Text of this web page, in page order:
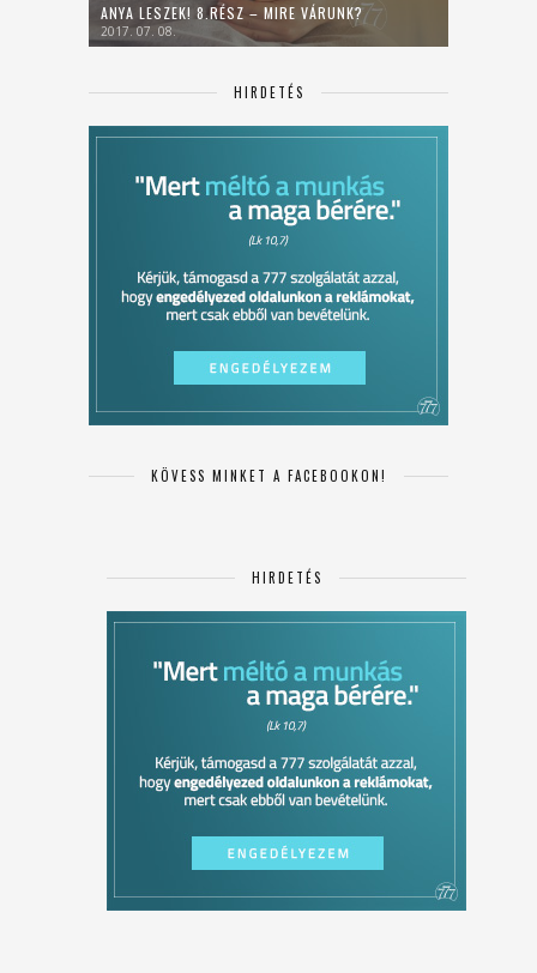
ANYA LESZEK! 8.RÉSZ – MIRE VÁRUNK?
2017. 07. 08.
HIRDETÉS
KÖVESS MINKET A FACEBOOKON!
HIRDETÉS